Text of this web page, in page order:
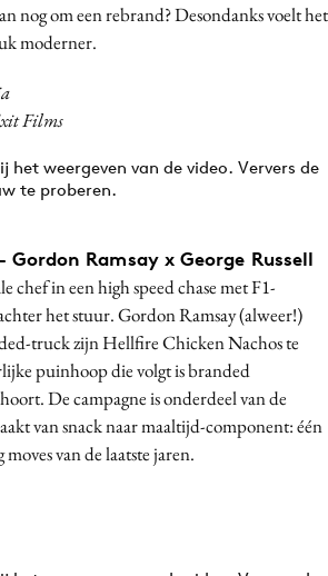
nog om een rebrand? Desondanks voelt het
moderner.
Films
het weergeven van de video. Ververs de
te proberen.
Ramsay x George Russell
chef in een high speed chase met F1-
het stuur. Gordon Ramsay (alweer!)
truck zijn Hellfire Chicken Nachos te
puinhoop die volgt is branded
De campagne is onderdeel van de
van snack naar maaltijd-component: één
van de laatste jaren.